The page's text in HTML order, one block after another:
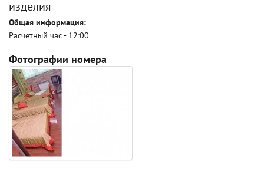
изделия
Общая информация:
Расчетный час - 12:00
Фотографии номера